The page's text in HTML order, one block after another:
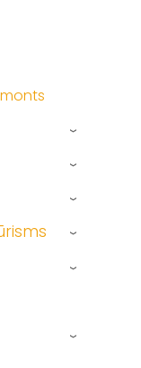
›
›
›
›
›
›